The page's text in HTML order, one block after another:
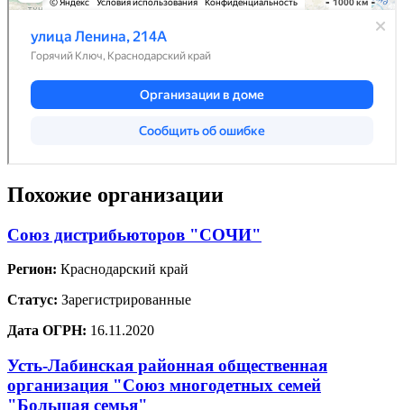
Похожие организации
Союз дистрибьюторов "СОЧИ"
Регион: Краснодарский край
Статус: Зарегистрированные
Дата ОГРН: 16.11.2020
Усть-Лабинская районная общественная
организация "Союз многодетных семей
"Большая семья"